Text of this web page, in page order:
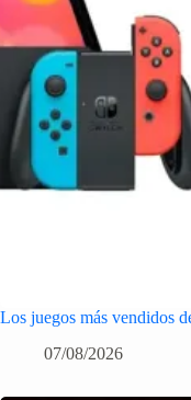
Los juegos más vendidos
07/08/2026